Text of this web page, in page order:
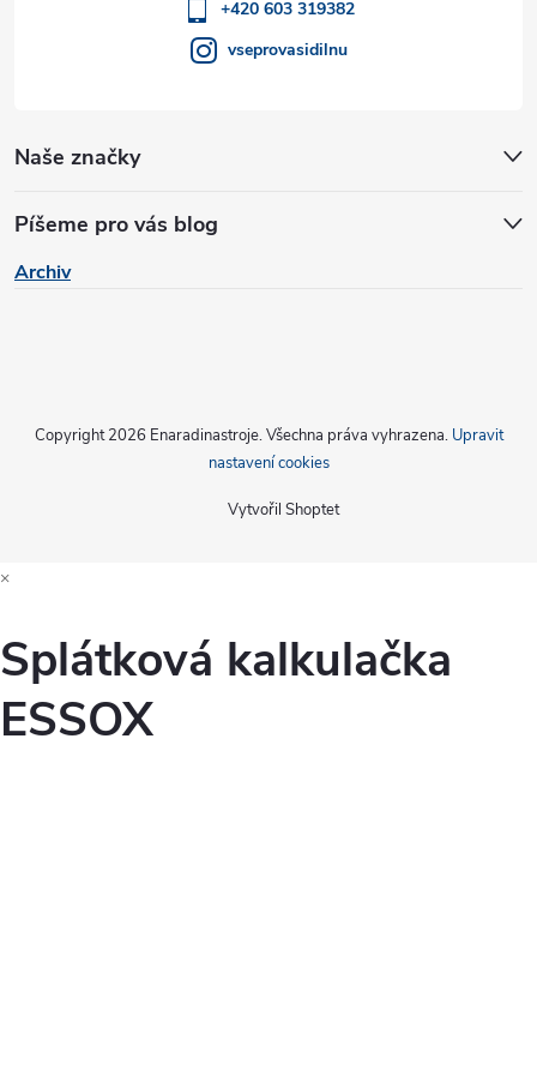
Naše značky
Píšeme pro vás blog
Archiv
+420 603 319382
vseprovasidilnu
Vytvořil Shoptet
Copyright 2026 Enaradinastroje. Všechna práva vyhrazena. Upravit
nastavení cookies
×
Splátková kalkulačka
ESSOX